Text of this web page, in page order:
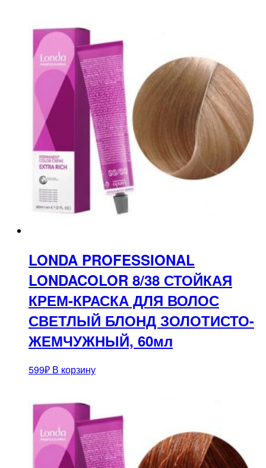
LONDA PROFESSIONAL
LONDACOLOR 8/38 СТОЙКАЯ
КРЕМ-КРАСКА ДЛЯ ВОЛОС
СВЕТЛЫЙ БЛОНД ЗОЛОТИСТО-
ЖЕМЧУЖНЫЙ, 60мл
599₽ В корзину